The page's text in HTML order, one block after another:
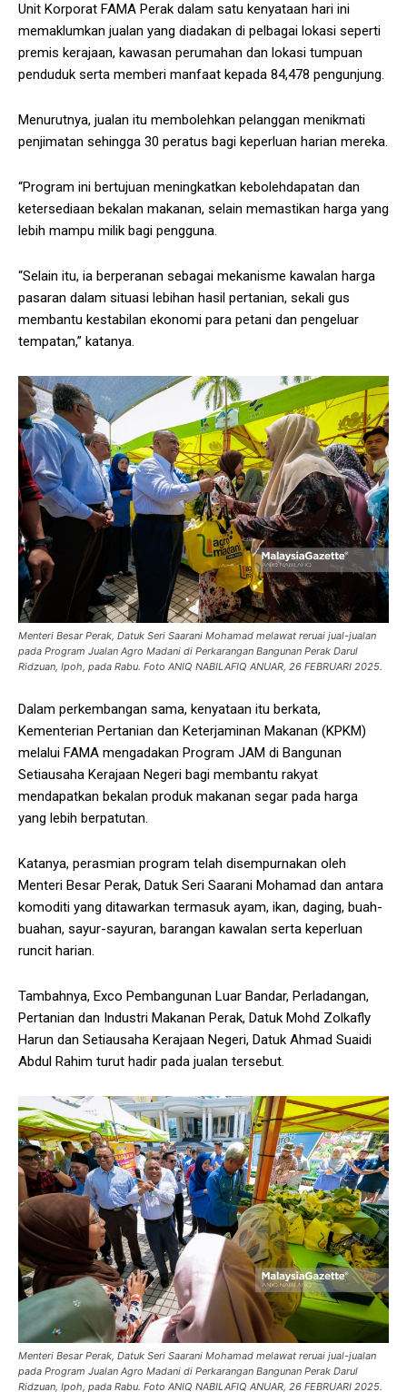
Unit Korporat FAMA Perak dalam satu kenyataan hari ini
memaklumkan jualan yang diadakan di pelbagai lokasi seperti
premis kerajaan, kawasan perumahan dan lokasi tumpuan
penduduk serta memberi manfaat kepada 84,478 pengunjung.
Menurutnya, jualan itu membolehkan pelanggan menikmati
penjimatan sehingga 30 peratus bagi keperluan harian mereka.
“Program ini bertujuan meningkatkan kebolehdapatan dan
ketersediaan bekalan makanan, selain memastikan harga yang
lebih mampu milik bagi pengguna.
“Selain itu, ia berperanan sebagai mekanisme kawalan harga
pasaran dalam situasi lebihan hasil pertanian, sekali gus
membantu kestabilan ekonomi para petani dan pengeluar
tempatan,” katanya.
Menteri Besar Perak, Datuk Seri Saarani Mohamad melawat reruai jual-jualan
pada Program Jualan Agro Madani di Perkarangan Bangunan Perak Darul
Ridzuan, Ipoh, pada Rabu. Foto ANIQ NABILAFIQ ANUAR, 26 FEBRUARI 2025.
Dalam perkembangan sama, kenyataan itu berkata,
Kementerian Pertanian dan Keterjaminan Makanan (KPKM)
melalui FAMA mengadakan Program JAM di Bangunan
Setiausaha Kerajaan Negeri bagi membantu rakyat
mendapatkan bekalan produk makanan segar pada harga
yang lebih berpatutan.
Katanya, perasmian program telah disempurnakan oleh
Menteri Besar Perak, Datuk Seri Saarani Mohamad dan antara
komoditi yang ditawarkan termasuk ayam, ikan, daging, buah-
buahan, sayur-sayuran, barangan kawalan serta keperluan
runcit harian.
Tambahnya, Exco Pembangunan Luar Bandar, Perladangan,
Pertanian dan Industri Makanan Perak, Datuk Mohd Zolkafly
Harun dan Setiausaha Kerajaan Negeri, Datuk Ahmad Suaidi
Abdul Rahim turut hadir pada jualan tersebut.
Menteri Besar Perak, Datuk Seri Saarani Mohamad melawat reruai jual-jualan
pada Program Jualan Agro Madani di Perkarangan Bangunan Perak Darul
Ridzuan, Ipoh, pada Rabu. Foto ANIQ NABILAFIQ ANUAR, 26 FEBRUARI 2025.